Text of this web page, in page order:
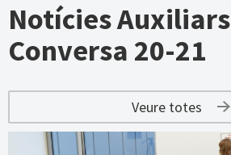
Notícies Auxiliars
Conversa 20-21
Veure totes